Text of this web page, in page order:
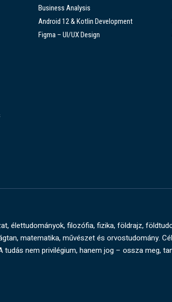
Business Analysis
Android 12 & Kotlin Development
Figma – UI/UX Design
élettudományok, filozófia, fizika, földrajz,
matematika, művészet és orvostudomány.
nem privilégium, hanem jog – ossza meg,